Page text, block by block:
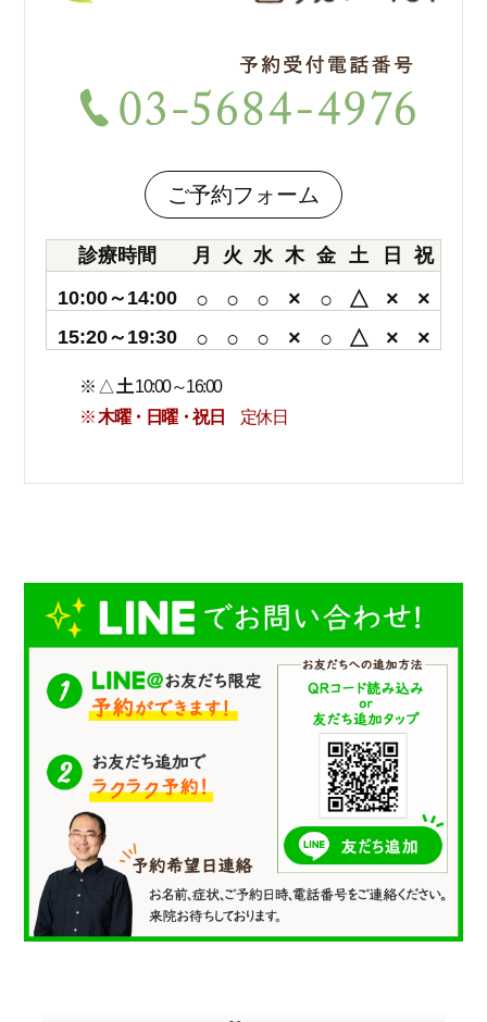
ご予約フォーム
診療時間 月 火 水 木 金 土 日
祝
10:00～14:00
○ ○ ○ × ○ △ × ×
15:20～19:30 ○ ○ ○ × ○ △ × ×
※ △ 土10:00～16:00
※木曜・日曜・祝日 定休日